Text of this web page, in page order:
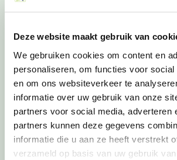
Deze website maakt gebruik van
We gebruiken cookies om content en
personaliseren, om functies voor social
en om ons websiteverkeer te
informatie over uw gebruik van onze
partners voor social media, adverteren
partners kunnen deze gegevens
informatie die u aan ze heeft verstrekt
verzameld op basis van uw gebruik
Wilt u op de hoogte blijven of wilt u
Kijk dan oponze website, stuur een
info@pekelageeftgas.nlof bel naar
TAGS: 100% AARDGASVRIJ
FINANCIELE
GAS BESPAREN
WEBINAR